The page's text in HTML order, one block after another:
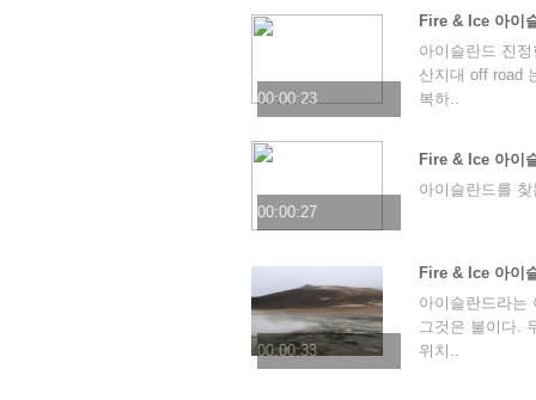
00:00:23
Fire & Ice 아이
아이슬란드 진
산지대 off road
복하..
00:00:27
Fire & Ice 아이
아이슬란드를
00:00:33
Fire & Ice 아이
아이슬란드라는
그것은 불이다.
위치..